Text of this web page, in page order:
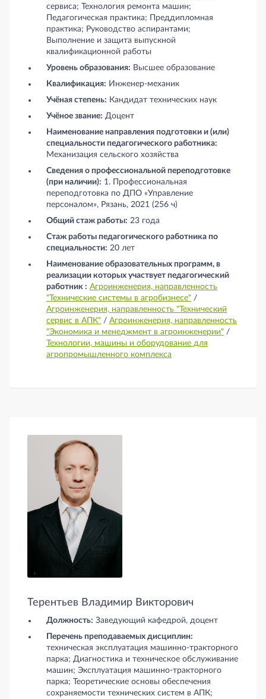
сервиса; Технология ремонта машин;
Педагогическая практика; Преддипломная
практика; Руководство аспирантами;
Выполнение и защита выпускной
квалификационной работы
Уровень образования: Высшее образование
Квалификация: Инженер-механик
Учёная степень: Кандидат технических наук
Учёное звание: Доцент
Наименование направления подготовки и (или)
специальности педагогического работника:
Механизация сельского хозяйства
Сведения о профессиональной переподготовке
(при наличии): 1. Профессиональная
переподготовка по ДПО «Управление
персоналом», Рязань, 2021 (256 ч)
Общий стаж работы: 23 года
Стаж работы педагогического работника по
специальности: 20 лет
Наименование образовательных программ, в
реализации которых участвует педагогический
работник : Агроинженерия, направленность
"Технические системы в агробизнесе" /
Агроинженерия, направленность "Технический
сервис в АПК" / Агроинженерия, направленность
"Экономика и менеджмент в агроинженерии" /
Технологии, машины и оборудование для
агропромышленного комплекса
Терентьев Владимир Викторович
Должность: Заведующий кафедрой, доцент
Перечень преподаваемых дисциплин:
техническая эксплуатация машинно-тракторного
парка; Диагностика и техническое обслуживание
машин; Эксплуатация машинно-тракторного
парка; Теоретические основы обеспечения
сохраняемости технических систем в АПК;